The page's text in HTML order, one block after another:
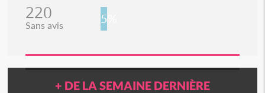
220
Sans avis 5%
+ DE LA SEMAINE DERNIÈRE